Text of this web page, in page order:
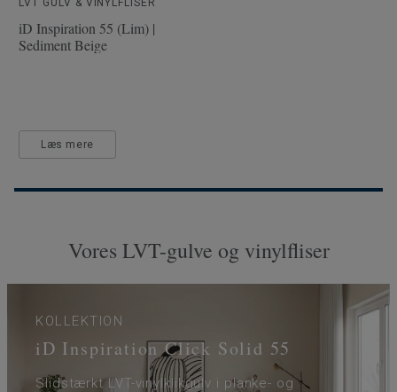
iD Inspiration 55 (Lim) |
Sediment Beige
Læs mere
Vores LVT-gulve og vinylfliser
KOLLEKTION
iD Inspiration Click Solid 55
Slidstærkt LVT-vinylklikgulv i planke- og